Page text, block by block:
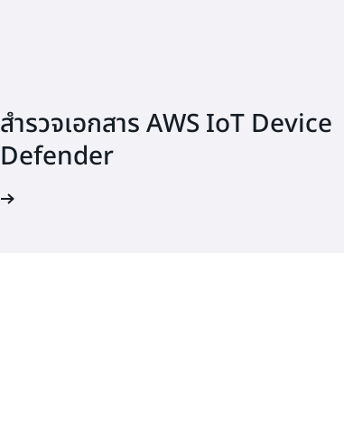
สำรวจเอกสาร AWS IoT Device
Defender